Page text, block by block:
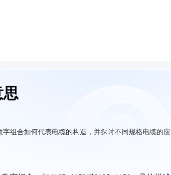
思
字组合如何代表电缆的构造，并探讨不同规格电缆的应